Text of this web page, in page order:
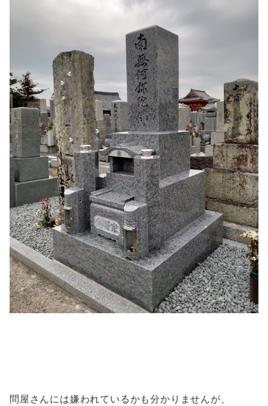
問屋さんには嫌われているかも分かりませんが、